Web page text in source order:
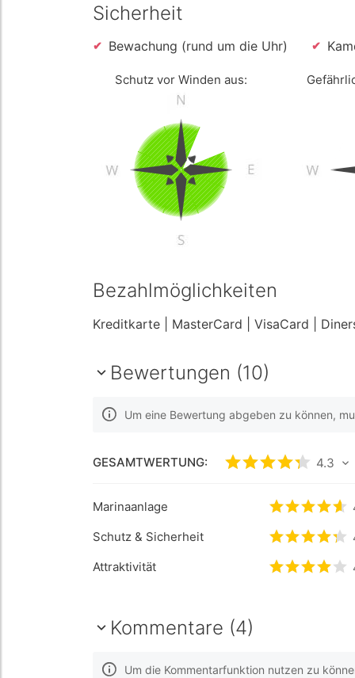
Sicherheit
Bewachung (rund um die Uhr)
Schutz vor Winden aus:
Bezahlmöglichkeiten
Kreditkarte | MasterCard | VisaCard |
Bewertungen (10)
Um eine Bewertung abgeben zu können,
GESAMTWERTUNG: bewertet4.3/5
4.3
Marinaanlage bewertet
Schutz & Sicherheit bewertet
Attraktivität bewertet4
Kommentare (4)
Um die Kommentarfunktion nutzen zu